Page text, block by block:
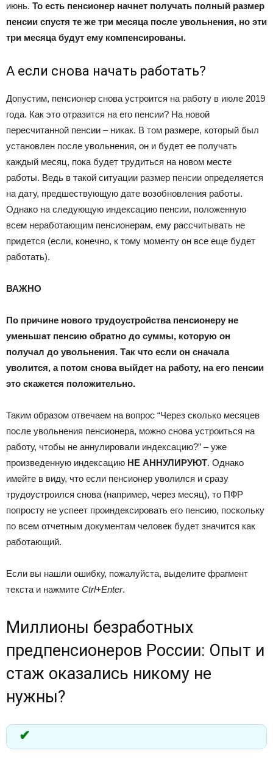
июнь. То есть пенсионер начнет получать полный размер
пенсии спустя те же три месяца после увольнения, но эти
три месяца будут ему компенсированы.
А если снова начать работать?
Допустим, пенсионер снова устроится на работу в июле 2019
года. Как это отразится на его пенсии? На новой
пересчитанной пенсии – никак. В том размере, который был
установлен после увольнения, он и будет ее получать
каждый месяц, пока будет трудиться на новом месте
работы. Ведь в такой ситуации размер пенсии определяется
на дату, предшествующую дате возобновления работы.
Однако на следующую индексацию пенсии, положенную
всем неработающим пенсионерам, ему рассчитывать не
придется (если, конечно, к тому моменту он все еще будет
работать).
ВАЖНО
По причине нового трудоустройства пенсионеру не
уменьшат пенсию обратно до суммы, которую он
получал до увольнения. Так что если он сначала
уволится, а потом снова выйдет на работу, на его пенсии
это скажется положительно.
Таким образом отвечаем на вопрос “Через сколько месяцев
после увольнения пенсионера, можно снова устроиться на
работу, чтобы не аннулировали индексацию?” – уже
произведенную индексацию НЕ АННУЛИРУЮТ. Однако
имейте в виду, что если пенсионер уволился и сразу
трудоустроился снова (например, через месяц), то ПФР
попросту не успеет проиндексировать его пенсию, поскольку
по всем отчетным документам человек будет значится как
работающий.
Если вы нашли ошибку, пожалуйста, выделите фрагмент
текста и нажмите Ctrl+Enter.
Миллионы безработных
предпенсионеров России: Опыт и
стаж оказались никому не
нужны?